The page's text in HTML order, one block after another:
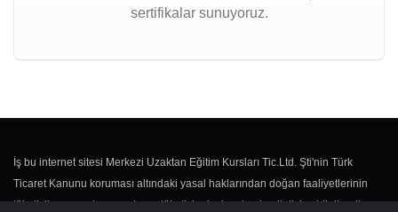
sertifikalar sunuyoruz.
İş bu internet sitesi Merkezi Uzaktan Eğitim Kursları Tic.Ltd. Şti'nin Türk
Ticaret Kanunu koruması altındaki yasal haklarından doğan faaliyetlerinin
tüketicilere sunulması ve/veya tüketici adaylarıyla olan iletişim, bilgilendirme